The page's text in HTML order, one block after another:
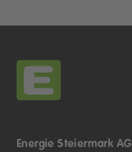
Energie Steiermark AG